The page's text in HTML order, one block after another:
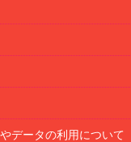
データの利用について